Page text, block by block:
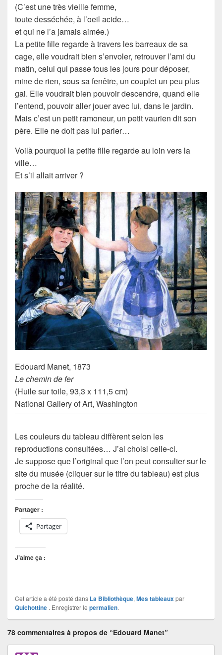
(C’est une très vieille femme,
toute desséchée, à l’oeil acide…
et qui ne l’a jamais aimée.)
La petite fille regarde à travers les barreaux de sa
cage, elle voudrait bien s’envoler, retrouver l’ami du
matin, celui qui passe tous les jours pour déposer,
mine de rien, sous sa fenêtre, un couplet un peu plus
gai. Elle voudrait bien pouvoir descendre, quand elle
l’entend, pouvoir aller jouer avec lui, dans le jardin.
Mais c’est un petit ramoneur, un petit vaurien dit son
père. Elle ne doit pas lui parler…
Voilà pourquoi la petite fille regarde au loin vers la
ville…
Et s’il allait arriver ?
Edouard Manet, 1873
Le chemin de fer
(Huile sur toile, 93,3 x 111,5 cm)
National Gallery of Art, Washington
Les couleurs du tableau diffèrent selon les
reproductions consultées… J’ai choisi celle-ci.
Je suppose que l’original que l’on peut consulter sur le
site du musée (cliquer sur le titre du tableau) est plus
proche de la réalité.
Partager :
Partager
J’aime ça :
Cet article a été posté dans La Bibliothèque,Mes tableauxpar
Quichottine . Enregistrer le permalien.
78 commentaires à propos de “Edouard Manet”